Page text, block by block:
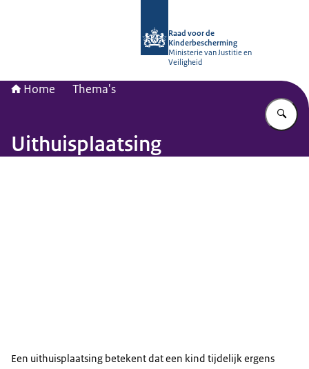
Raad voor de
Kinderbescherming
Ministerie van Justitie en
Veiligheid
Home Thema's
Uithuisplaatsing
Een uithuisplaatsing betekent dat een kind tijdelijk ergens